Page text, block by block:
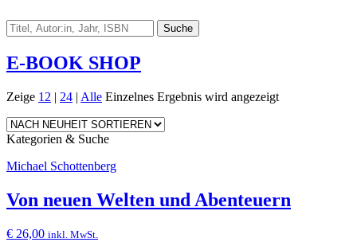
E-BOOK SHOP
Zeige 12 | 24 | Alle Einzelnes Ergebnis wird angezeigt
Kategorien & Suche
Michael Schottenberg
Von neuen Welten und Abenteuern
€ 26,00 inkl. MwSt.